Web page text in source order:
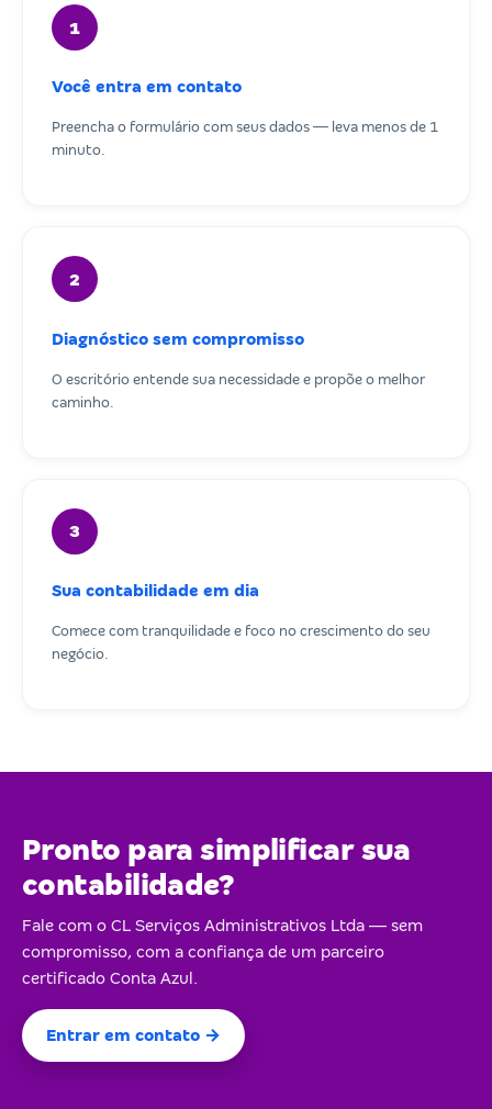
1
Você entra em contato
Preencha o formulário com seus dados — leva menos de 1
minuto.
2
Diagnóstico sem compromisso
O escritório entende sua necessidade e propõe o melhor
caminho.
3
Sua contabilidade em dia
Comece com tranquilidade e foco no crescimento do seu
negócio.
Pronto para simplificar sua
contabilidade?
Fale com o CL Serviços Administrativos Ltda — sem
compromisso, com a confiança de um parceiro
certificado Conta Azul.
Entrar em contato →